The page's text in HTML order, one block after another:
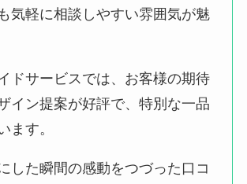
気軽に相談しやすい雰囲気が魅
ドサービスでは、お客様の期待
イン提案が好評で、特別な一品
ます。
した瞬間の感動をつづった口コ